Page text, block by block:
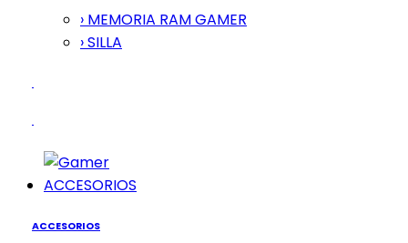
› MEMORIA RAM GAMER
› SILLA
ACCESORIOS
ACCESORIOS